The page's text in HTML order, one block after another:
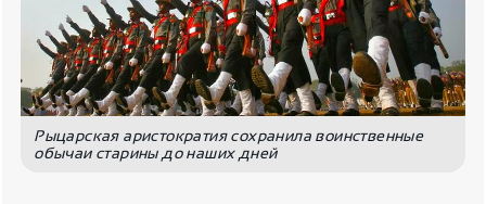
Рыцарская аристократия сохранила воинственные
обычаи старины до наших дней